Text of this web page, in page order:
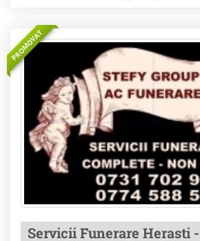
PROMOVAT
Servicii Funerare Herasti